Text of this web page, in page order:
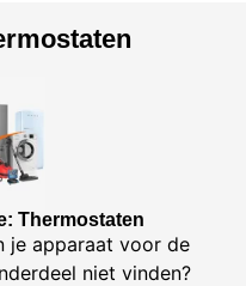
Thermostaten
je apparaat voor de
niet vinden?